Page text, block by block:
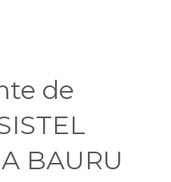
de
BAURU